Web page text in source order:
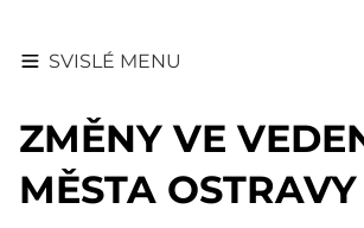
SVISLÉ MENU
ZMĚNY VE
MĚSTA OSTRAVY